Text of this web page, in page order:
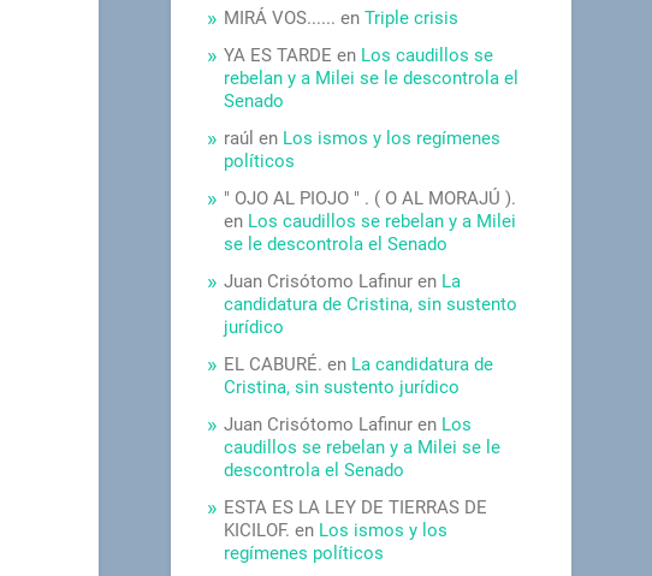
MIRÁ VOS...... enTriple crisis
YA ES TARDE en Los caudillos se
rebelan y a Milei se le descontrola el
Senado
raúl en Los ismos y los regímenes
políticos
" OJO AL PIOJO " . ( O AL MORAJÚ ).
en Los caudillos se rebelan y a Milei
se le descontrola el Senado
Juan Crisótomo Lafinur en La
candidatura de Cristina, sin sustento
jurídico
EL CABURÉ. en La candidatura de
Cristina, sin sustento jurídico
Juan Crisótomo Lafinur en Los
caudillos se rebelan y a Milei se le
descontrola el Senado
ESTA ES LA LEY DE TIERRAS DE
KICILOF. en Los ismos y los
regímenes políticos